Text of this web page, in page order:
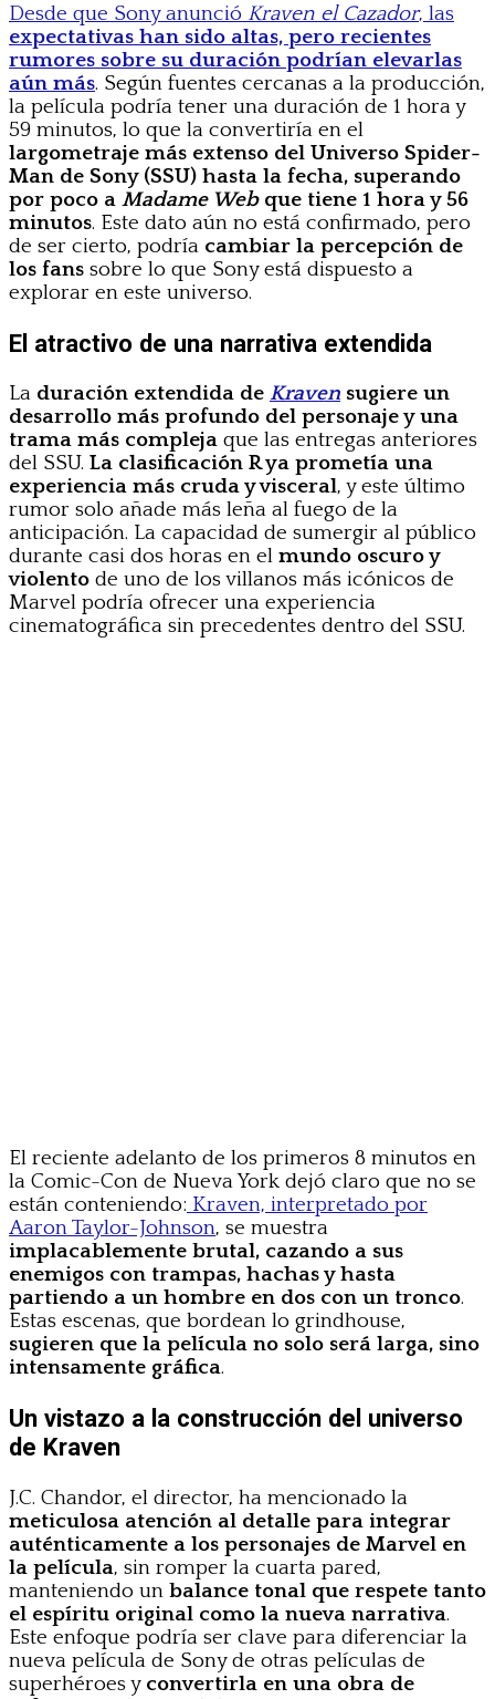
Desde que Sony anunció Kraven el Cazador, las
expectativas han sido altas, pero recientes
rumores sobre su duración podrían elevarlas
aún más. Según fuentes cercanas a la producción,
la película podría tener una duración de 1 hora y
59 minutos, lo que la convertiría en el
largometraje más extenso del Universo Spider-
Man de Sony (SSU) hasta la fecha, superando
por poco a Madame Webque tiene 1 hora y 56
minutos. Este dato aún no está confirmado, pero
de ser cierto, podría cambiar la percepción de
los fans sobre lo que Sony está dispuesto a
explorar en este universo.
El atractivo de una narrativa extendida
La duración extendida de Kraven sugiere un
desarrollo más profundo del personaje y una
trama más compleja que las entregas anteriores
del SSU. La clasificación R ya prometía una
experiencia más cruda y visceral, y este último
rumor solo añade más leña al fuego de la
anticipación. La capacidad de sumergir al público
durante casi dos horas en el mundo oscuro y
violento de uno de los villanos más icónicos de
Marvel podría ofrecer una experiencia
cinematográfica sin precedentes dentro del SSU.
El reciente adelanto de los primeros 8 minutos en
la Comic-Con de Nueva York dejó claro que no se
están conteniendo: Kraven, interpretado por
Aaron Taylor-Johnson, se muestra
implacablemente brutal, cazando a sus
enemigos con trampas, hachas y hasta
partiendo a un hombre en dos con un tronco.
Estas escenas, que bordean lo grindhouse,
sugieren que la película no solo será larga, sino
intensamente gráfica.
Un vistazo a la construcción del universo
de Kraven
J.C. Chandor, el director, ha mencionado la
meticulosa atención al detalle para integrar
auténticamente a los personajes de Marvel en
la película, sin romper la cuarta pared,
manteniendo un balance tonal que respete tanto
el espíritu original como la nueva narrativa.
Este enfoque podría ser clave para diferenciar la
nueva película de Sony de otras películas de
superhéroes y convertirla en una obra de